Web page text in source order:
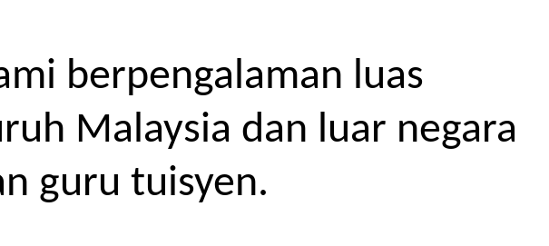
berpengalaman luas
Malaysia dan luar negara
guru tuisyen.